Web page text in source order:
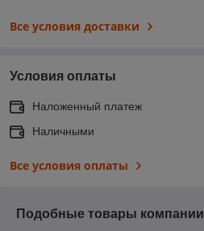
Все условия доставки
Условия оплаты
Наложенный платеж
Наличными
Все условия оплаты
Подобные товары компании